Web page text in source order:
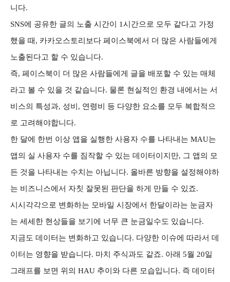
니다.
SNS에 공유한 글의 노출 시간이 1시간으로 모두 같다고 가정
했을 때, 카카오스토리보다 페이스북에서 더 많은 사람들에게
노출된다고 할 수 있습니다.
즉, 페이스북이 더 많은 사람들에게 글을 배포할 수 있는 매체
라고 볼 수 있을 것 같습니다. 물론 현실적인 환경 내에서는 서
비스의 특성과, 성비, 연령비 등 다양한 요소를 모두 복합적으
로 고려해야합니다.
한 달에 한번 이상 앱을 실행한 사용자 수를 나타내는 MAU는
앱의 실 사용자 수를 짐작할 수 있는 데이터이지만, 그 앱의 모
든 것을 나타내는 수치는 아닙니다. 올바른 방향을 설정해야하
는 비즈니스에서 자칫 잘못된 판단을 하게 만들 수 있죠.
시시각각으로 변화하는 모바일 시장에서 한달이라는 눈금자
는 세세한 현상들을 보기에 너무 큰 눈금일수도 있습니다.
지금도 데이터는 변화하고 있습니다. 다양한 이슈에 따라서 데
이터는 영향을 받습니다. 마치 주식과도 같죠. 아래 5월 20일
그래프를 보면 위의 HAU 추이와 다른 모습입니다. 즉 데이터